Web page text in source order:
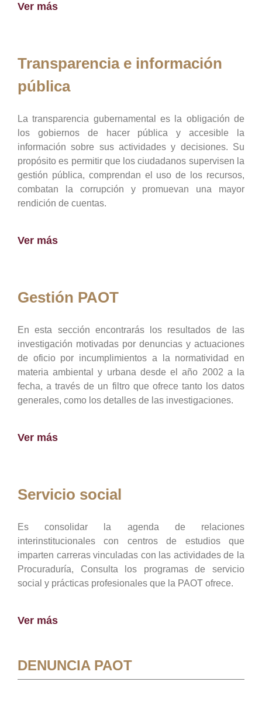
Ver más
Transparencia e información
pública
La transparencia gubernamental es la obligación de
los gobiernos de hacer pública y accesible la
información sobre sus actividades y decisiones. Su
propósito es permitir que los ciudadanos supervisen la
gestión pública, comprendan el uso de los recursos,
combatan la corrupción y promuevan una mayor
rendición de cuentas.
Ver más
Gestión PAOT
En esta sección encontrarás los resultados de las
investigación motivadas por denuncias y actuaciones
de oficio por incumplimientos a la normatividad en
materia ambiental y urbana desde el año 2002 a la
fecha, a través de un filtro que ofrece tanto los datos
generales, como los detalles de las investigaciones.
Ver más
Servicio social
Es consolidar la agenda de relaciones
interinstitucionales con centros de estudios que
imparten carreras vinculadas con las actividades de la
Procuraduría, Consulta los programas de servicio
social y prácticas profesionales que la PAOT ofrece.
Ver más
DENUNCIA PAOT